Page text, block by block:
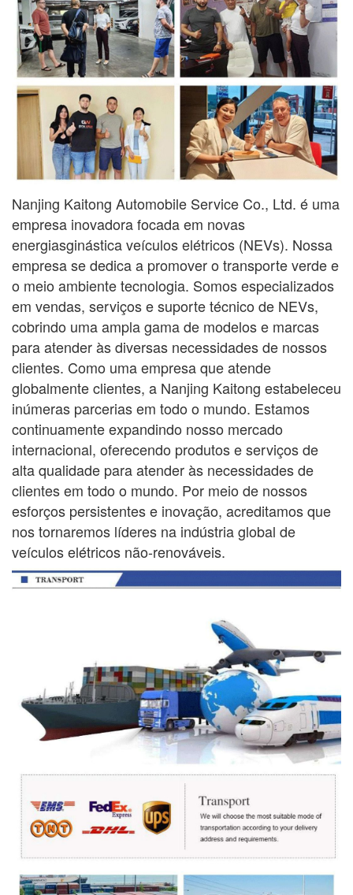
Nanjing Kaitong Automobile Service Co., Ltd. é uma
empresa inovadora focada em novas
energiasginásticaveículos elétricos (NEVs). Nossa
empresa se dedica a promover o transporte verde e
o meio ambientetecnologia. Somos especializados
em vendas, serviços e suporte técnico de NEVs,
cobrindo uma ampla gamade modelos e marcas
para atender às diversas necessidades de nossos
clientes. Como uma empresa que atende
globalmenteclientes, a Nanjing Kaitong estabeleceu
inúmeras parcerias em todo o mundo. Estamos
continuamenteexpandindo nosso mercado
internacional, oferecendo produtos e serviços de
alta qualidade para atender às necessidades de
clientes em todo o mundo. Por meio de nossos
esforços persistentes e inovação, acreditamos que
nos tornaremos líderes na indústria global de
veículos elétricos não-renováveis.